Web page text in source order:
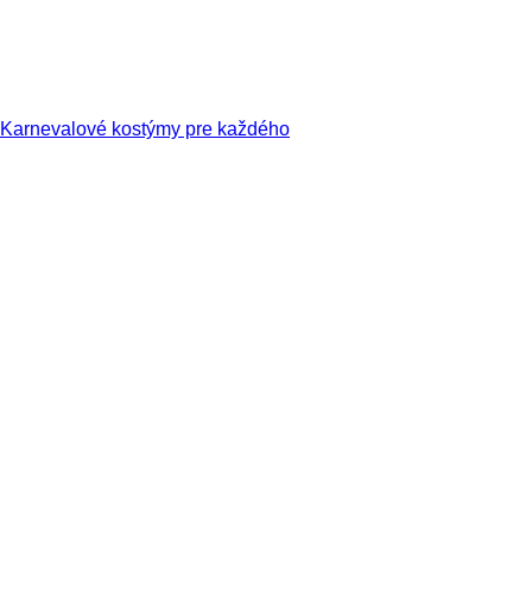
Karnevalové kostýmy pre každého